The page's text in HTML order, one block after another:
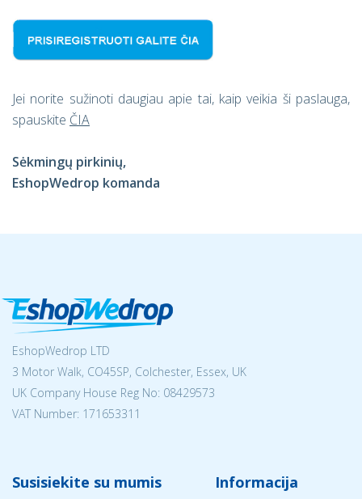
Jei norite sužinoti daugiau apie tai, kaip veikia ši paslauga,
spauskite ČIA
Sėkmingų pirkinių,
EshopWedrop komanda
EshopWedrop LTD
3 Motor Walk, CO45SP, Colchester, Essex, UK
UK Company House Reg No: 08429573
VAT Number: 171653311
Susisiekite su mumis Informacija